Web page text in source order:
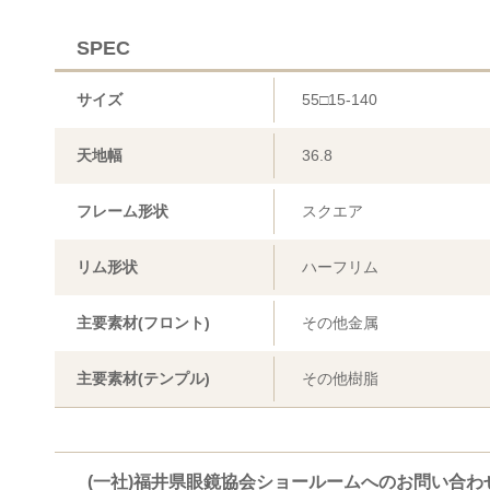
SPEC
サイズ 55□15-140
天地幅 36.8
フレーム形状 スクエア
リム形状 ハーフリム
主要素材(フロント) その他金属
主要素材(テンプル) その他樹脂
(一社)福井県眼鏡協会ショールームへのお問い合わ